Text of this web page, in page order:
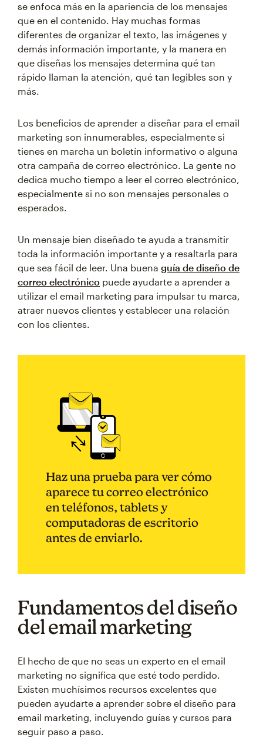
se enfoca más en la apariencia de los mensajes
que en el contenido. Hay muchas formas
diferentes de organizar el texto, las imágenes y
demás información importante, y la manera en
que diseñas los mensajes determina qué tan
rápido llaman la atención, qué tan legibles son y
más.
Los beneficios de aprender a diseñar para el email
marketing son innumerables, especialmente si
tienes en marcha un boletín informativo o alguna
otra campaña de correo electrónico. La gente no
dedica mucho tiempo a leer el correo electrónico,
especialmente si no son mensajes personales o
esperados.
Un mensaje bien diseñado te ayuda a transmitir
toda la información importante y a resaltarla para
que sea fácil de leer. Una buena guía de diseño de
correo electrónico puede ayudarte a aprender a
utilizar el email marketing para impulsar tu marca,
atraer nuevos clientes y establecer una relación
con los clientes.
Haz una prueba para ver cómo
aparece tu correo electrónico
en teléfonos, tablets y
computadoras de escritorio
antes de enviarlo.
Fundamentos del diseño
del email marketing
El hecho de que no seas un experto en el email
marketing no significa que esté todo perdido.
Existen muchísimos recursos excelentes que
pueden ayudarte a aprender sobre el diseño para
email marketing, incluyendo guías y cursos para
seguir paso a paso.